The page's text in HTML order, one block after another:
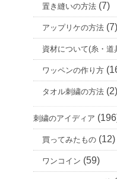
置き縫いの方法 (7)
アップリケの方法 (7)
資材について(糸・道
ワッペンの作り方
タオル刺繍の方法 (2)
刺繍のアイディア
買ってみたもの (12)
ワンコイン (59)